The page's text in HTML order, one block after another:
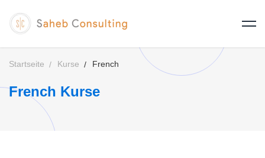
Startseite Kurse French
French Kurse